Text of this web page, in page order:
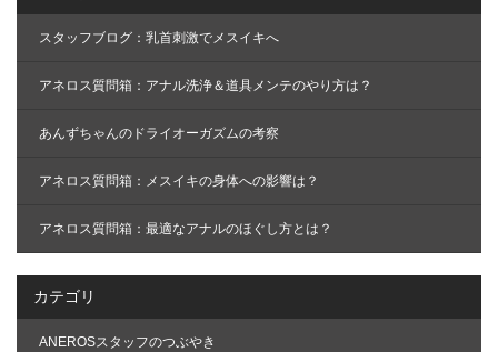
スタッフブログ：乳首刺激でメスイキへ
アネロス質問箱：アナル洗浄＆道具メンテのやり方は？
あんずちゃんのドライオーガズムの考察
アネロス質問箱：メスイキの身体への影響は？
アネロス質問箱：最適なアナルのほぐし方とは？
カテゴリ
ANEROSスタッフのつぶやき